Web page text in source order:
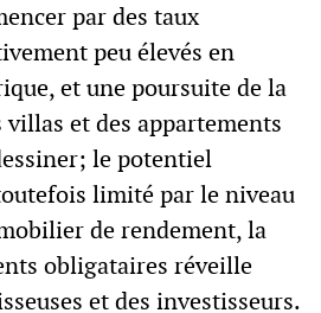
par des taux
peu élevés en
et une poursuite de la
villas et des appartements
le potentiel
limité par le niveau
de rendement, la
obligataires réveille
et des investisseurs.